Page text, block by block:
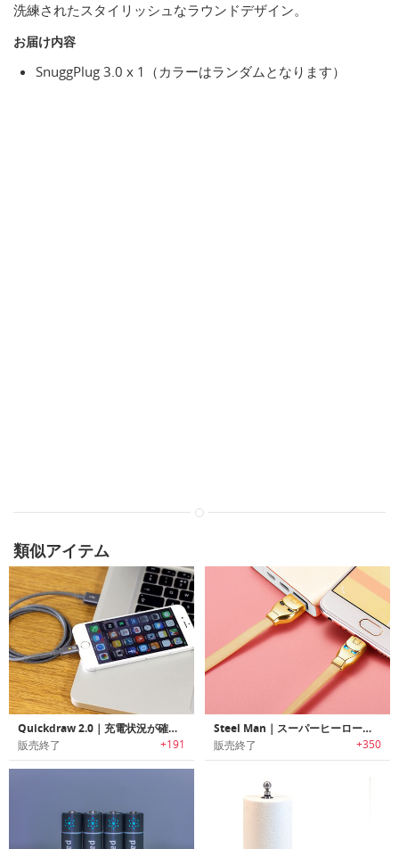
洗練されたスタイリッシュなラウンドデザイン。
お届け内容
SnuggPlug 3.0 x 1（カラーはランダムとなります）
類似アイテム
Quickdraw 2.0｜充電状況が確認できるLED付リバーシブルUSBケーブル「クイックドロー2.0」
販売終了 +191
Steel Man｜スーパーヒーローをモチーフにデザインされたマイクロUSBケーブル
販売終了 +350